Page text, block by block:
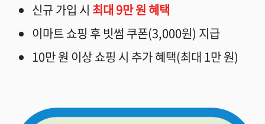
신규 가입 시 최대 9만 원 혜택
이마트 쇼핑 후 빗썸 쿠폰(3,000원) 지급
10만 원 이상 쇼핑 시 추가 혜택(최대 1만 원)